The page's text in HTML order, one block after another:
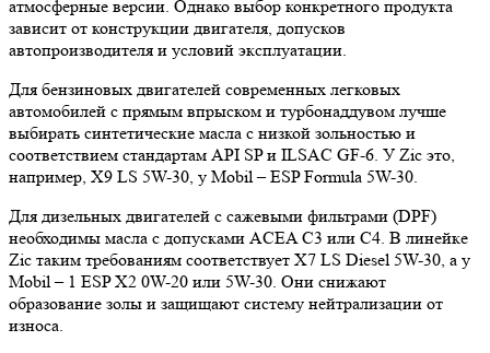
атмосферные версии. Однако выбор конкретного продукта
зависит от конструкции двигателя, допусков
автопроизводителя и условий эксплуатации.
Для бензиновых двигателей современных легковых
автомобилей с прямым впрыском и турбонаддувом лучше
выбирать синтетические масла с низкой зольностью и
соответствием стандартам API SP и ILSAC GF-6. У Zic это,
например, X9 LS 5W-30, у Mobil – ESP Formula 5W-30.
Для дизельных двигателей с сажевыми фильтрами (DPF)
необходимы масла с допусками ACEA C3 или C4. В линейке
Zic таким требованиям соответствует X7 LS Diesel 5W-30, а у
Mobil – 1 ESP X2 0W-20 или 5W-30. Они снижают
образование золы и защищают систему нейтрализации от
износа.